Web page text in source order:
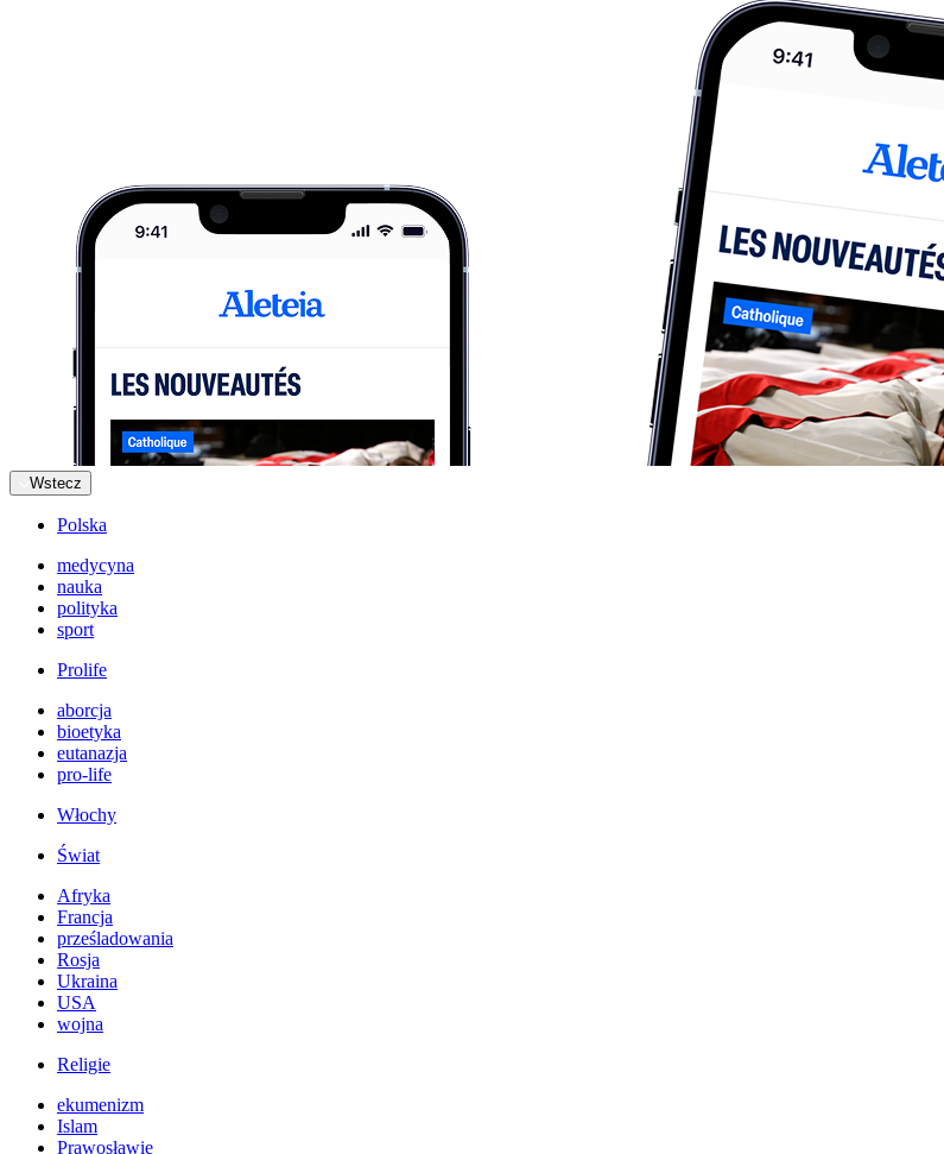
Wstecz
Polska
medycyna
nauka
polityka
sport
Prolife
aborcja
bioetyka
eutanazja
pro-life
Włochy
Świat
Afryka
Francja
prześladowania
Rosja
Ukraina
USA
wojna
Religie
ekumenizm
Islam
Prawosławie